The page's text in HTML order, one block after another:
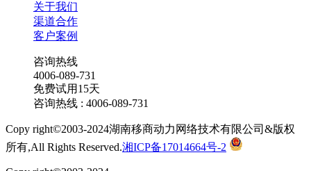
关于我们
渠道合作
客户案例
咨询热线
4006-089-731
免费试用15天
咨询热线 : 4006-089-731
Copy right©2003-2024湖南移商动力网络技术有限公司&版权
所有,All Rights Reserved.湘ICP备17014664号-2